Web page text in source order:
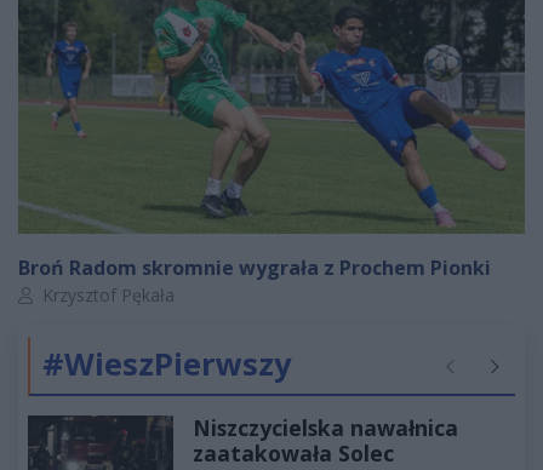
Broń Radom skromnie wygrała z Prochem Pionki
Autor artykułu:
Krzysztof Pękała
#WieszPierwszy Poprzednie
Niszczycielska nawałnica
zaatakowała Solec